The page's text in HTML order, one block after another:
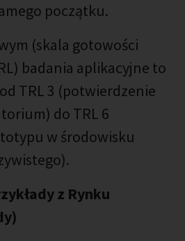
początku.
(skala gotowości
badania aplikacyjne to
TRL 3 (potwierdzenie
do TRL 6
w środowisku
z Rynku